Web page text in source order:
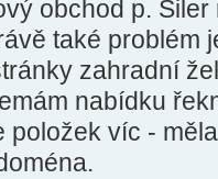
obchod p.
také problém
zahradní
nabídku
položek víc -